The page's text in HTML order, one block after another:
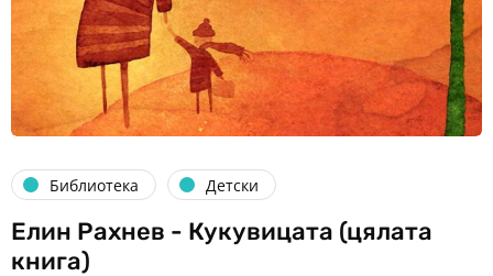
Библиотека Детски
Елин Рахнев - Кукувицата (цялата
книга)